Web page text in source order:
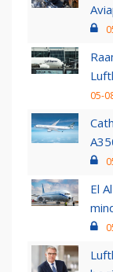
05-
El